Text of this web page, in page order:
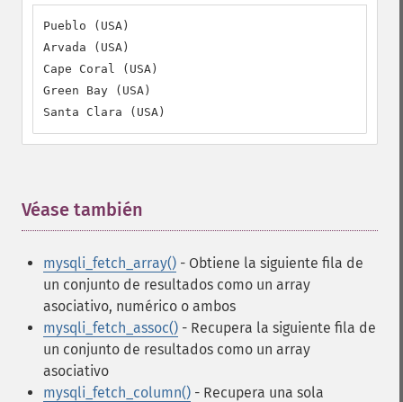
Pueblo (USA)
Arvada (USA)
Cape Coral (USA)
Green Bay (USA)
Santa Clara (USA)
Véase también
mysqli_fetch_array() - Obtiene la siguiente fila de
un conjunto de resultados como un array
asociativo, numérico o ambos
mysqli_fetch_assoc() - Recupera la siguiente fila de
un conjunto de resultados como un array
asociativo
mysqli_fetch_column() - Recupera una sola